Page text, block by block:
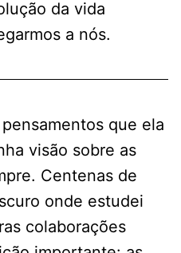
da vida
a nós.
que ela
visão sobre as
Centenas de
onde estudei
colaborações